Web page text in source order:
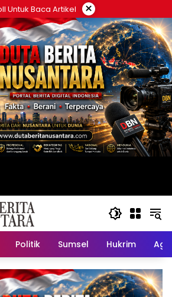
Untuk Baca Artikel ×
Politik Sumsel Hukrim